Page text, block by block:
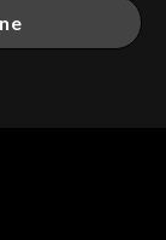
dalej